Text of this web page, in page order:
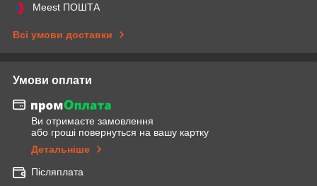
Meest ПОШТА
Всі умови доставки
Умови оплати
Ви отримаєте замовлення
або гроші повернуться на вашу картку
Детальніше
Післяплата